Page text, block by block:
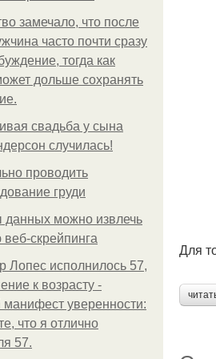
замечало, что после
часто почти сразу
тогда как
дольше сохранять
свадьба у сына
случилась!
проводить
груди
данных можно извлечь
скрейпинга
Лопес исполнилось 57,
к возрасту -
уверенности:
что я отлично
57.
Для